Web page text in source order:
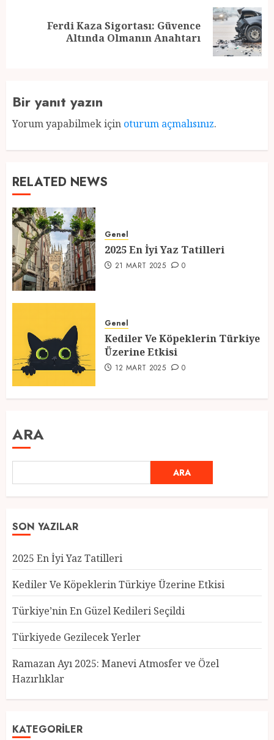
Ferdi Kaza Sigortası: Güvence
Altında Olmanın Anahtarı
Bir yanıt yazın
Yorum yapabilmek için oturum açmalısınız.
RELATED NEWS
Genel
2025 En İyi Yaz Tatilleri
21 MART 2025 0
Genel
Kediler Ve Köpeklerin Türkiye
Üzerine Etkisi
12 MART 2025 0
ARA
ARA
SON YAZILAR
2025 En İyi Yaz Tatilleri
Kediler Ve Köpeklerin Türkiye Üzerine Etkisi
Türkiye’nin En Güzel Kedileri Seçildi
Türkiyede Gezilecek Yerler
Ramazan Ayı 2025: Manevi Atmosfer ve Özel
Hazırlıklar
KATEGORILER
Türkiye’nin En Güzel Kedileri
Seçildi